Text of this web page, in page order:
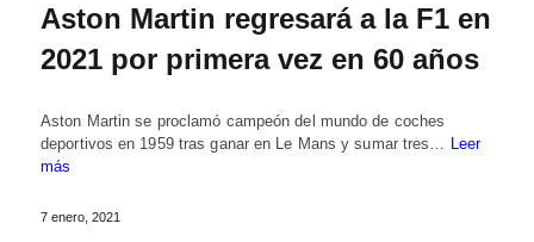
Aston Martin regresará a la F1 en
2021 por primera vez en 60 años
Aston Martin se proclamó campeón del mundo de coches
deportivos en 1959 tras ganar en Le Mans y sumar tres… Leer
más
7 enero, 2021